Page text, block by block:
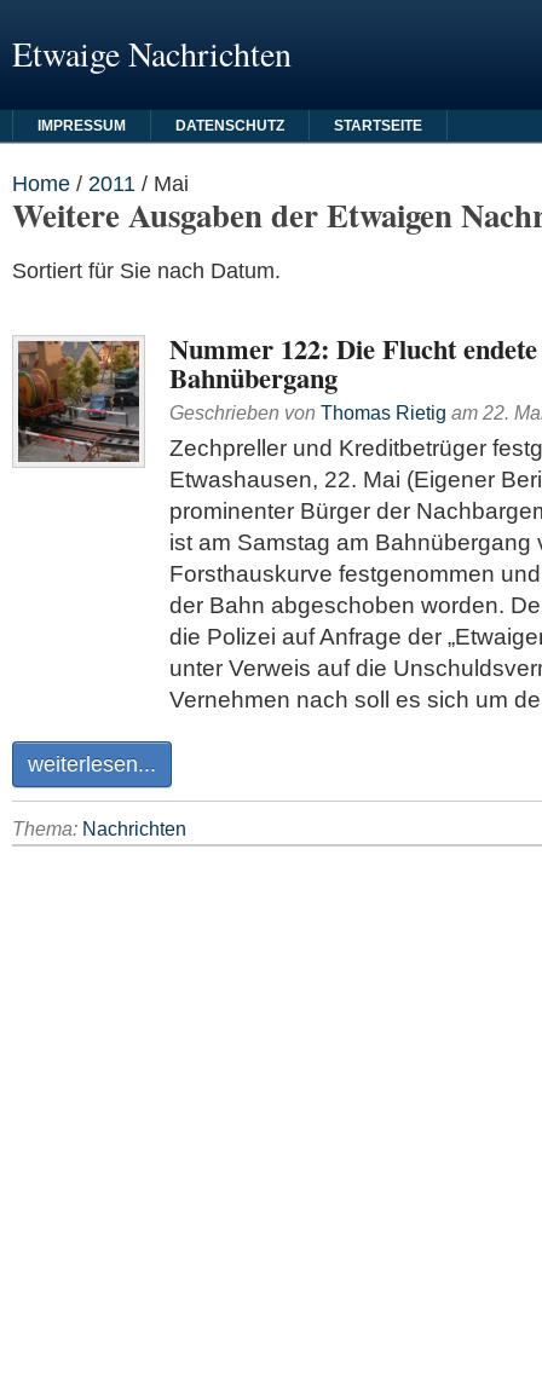
Etwaige Nachrichten
IMPRESSUM DATENSCHUTZ STARTSEITE
Home / 2011 / Mai
Weitere Ausgaben der Etwaigen
Sortiert für Sie nach Datum.
Nummer 122: Die Flucht
Bahnübergang
Geschrieben von Thomas Rietig am 22.
Zechpreller und Kreditbetrüger
Etwashausen, 22. Mai (Eigener
prominenter Bürger der
ist am Samstag am Bahnübergang
Forsthauskurve festgenommen
der Bahn abgeschoben worden.
die Polizei auf Anfrage der
unter Verweis auf die
Vernehmen nach soll es sich um
weiterlesen...
Thema: Nachrichten